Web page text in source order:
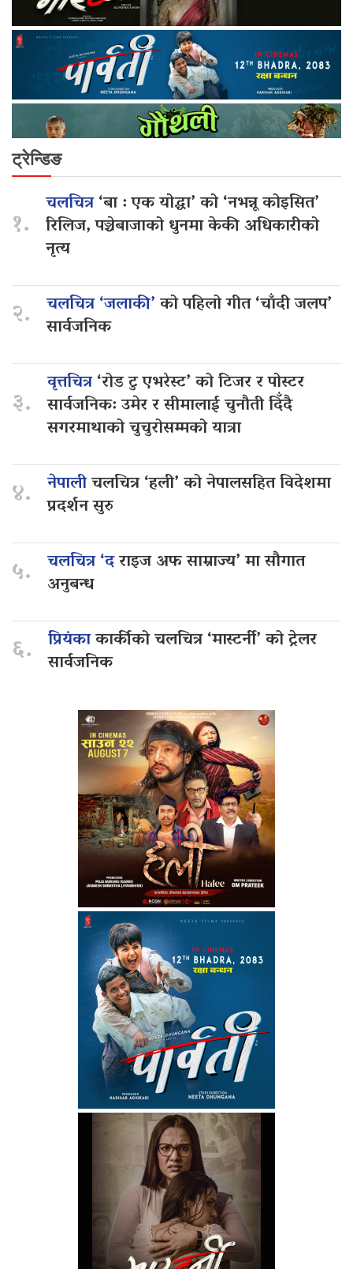
ट्रेन्डिङ
१.
चलचित्र‘बा : एक योद्धा’ को ‘नभन्नू कोइसित’
रिलिज, पञ्चेबाजाको धुनमा केकी अधिकारीको
नृत्य
२. चलचित्र ‘जलाकी’को पहिलो गीत ‘चाँदी जलप’
सार्वजनिक
३.
वृत्तचित्र‘रोड टु एभरेस्ट’ को टिजर र पोस्टर
सार्वजनिक: उमेर र सीमालाई चुनौती दिँदै
सगरमाथाको चुचुरोसम्मको यात्रा
४. नेपालीचलचित्र ‘हली’ को नेपालसहित विदेशमा
प्रदर्शन सुरु
५. चलचित्र ‘दराइज अफ साम्राज्य’ मा सौगात
अनुबन्ध
६. प्रियंकाकार्कीको चलचित्र ‘मास्टर्नी’ को ट्रेलर
सार्वजनिक